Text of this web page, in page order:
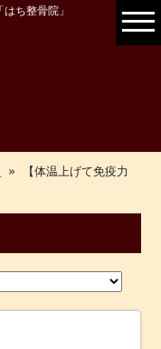
ち整骨院」
» 【体温上げて免疫力